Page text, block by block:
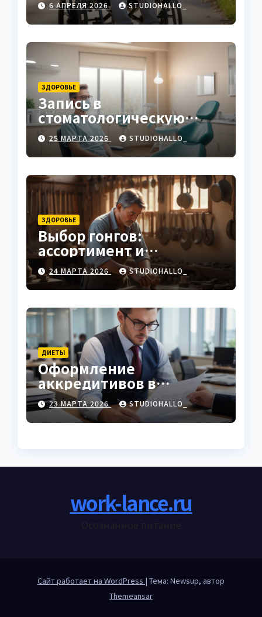
6 АПРЕЛЯ 2026 STUDIOHALLO_
ЗДОРОВЬЕ
Запись в
стоматологическую
клинику
25 МАРТА 2026 STUDIOHALLO_
ЗДОРОВЬЕ
Выбор гонгов:
ассортимент и
характеристики
24 МАРТА 2026 STUDIOHALLO_
ДИЕТЫ
Оформление
аккредитивов в
международной
торговле
23 МАРТА 2026 STUDIOHALLO_
work-lance.ru
Сайт работает на WordPress | Тема: Newsup, автор
Themeansar